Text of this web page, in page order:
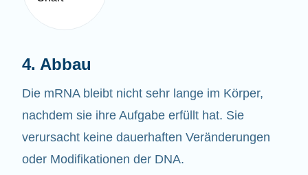
4. Abbau
Die mRNA bleibt nicht sehr lange im Körper,
nachdem sie ihre Aufgabe erfüllt hat. Sie
verursacht keine dauerhaften Veränderungen
oder Modifikationen der DNA.